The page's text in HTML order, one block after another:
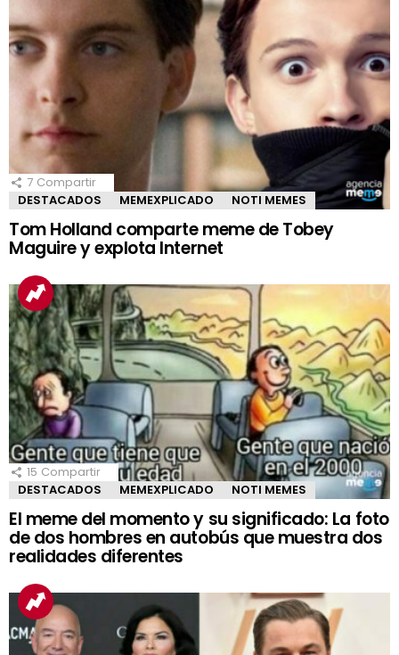
7 Compartir
DESTACADOS
MEMEXPLICADO NOTI MEMES
Tom Holland comparte meme de Tobey
Maguire y explota Internet
15 Compartir
DESTACADOS
MEMEXPLICADO NOTI MEMES
El meme del momento y su significado: La foto
de dos hombres en autobús que muestra dos
realidades diferentes